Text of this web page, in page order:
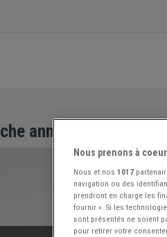
annuaire non trouvée
Nous prenons à
Nous et nos 1017
navigation ou des
prendront en charge les
fournir ». Si les
sont présentés ne soient
pour retirer votre